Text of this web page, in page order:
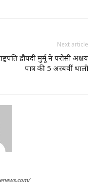
Next article
द्रौपदी मुर्मू ने परोसी अक्षय
पात्र की 5 अरबवीं थाली